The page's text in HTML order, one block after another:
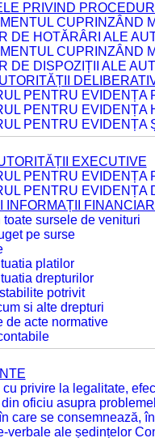
PRIVIND
CUPRINZÂND
DE HOTĂRÂRI ALE
CUPRINZÂND
DE DISPOZIȚII ALE
PENTRU EVIDENȚA
PENTRU EVIDENȚA
PENTRU EVIDENȚA
EXECUTIVE
PENTRU EVIDENȚA
PENTRU EVIDENȚA
INFORMAȚII
sursele de venituri
pe surse
platilor
drepturilor
potrivit
si alte drepturi
de acte normative
privire la legalitate,
oficiu asupra
care se consemnează,
verbale ale ședințelor